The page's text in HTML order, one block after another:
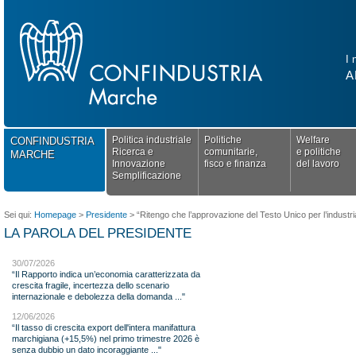
CONFINDUSTRIA
MARCHE
Politica industriale
Ricerca e
Innovazione
Semplificazione
Politiche
comunitarie,
fisco e finanza
Welfare
e politiche
del lavoro
Sei qui: Homepage > Presidente > “Ritengo che l’approvazione del Testo Unico per
LA PAROLA DEL PRESIDENTE
30/07/2026
“Il Rapporto indica un’economia caratterizzata da
crescita fragile, incertezza dello scenario
internazionale e debolezza della domanda ..."
12/06/2026
“Il tasso di crescita export dell'intera manifattura
marchigiana (+15,5%) nel primo trimestre 2026 è
senza dubbio un dato incoraggiante ..."